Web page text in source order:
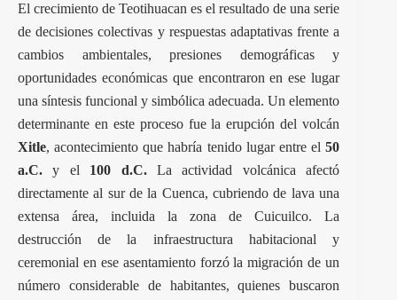
El crecimiento de Teotihuacan es el resultado de una serie
de decisiones colectivas y respuestas adaptativas frente a
cambios ambientales, presiones demográficas y
oportunidades económicas que encontraron en ese lugar
una síntesis funcional y simbólica adecuada. Un elemento
determinante en este proceso fue la erupción del volcán
Xitle, acontecimiento que habría tenido lugar entre el50
a.C. y el 100 d.C.La actividad volcánica afectó
directamente al sur de la Cuenca, cubriendo de lava una
extensa área, incluida la zona de Cuicuilco. La
destrucción de la infraestructura habitacional y
ceremonial en ese asentamiento forzó la migración de un
número considerable de habitantes, quienes buscaron